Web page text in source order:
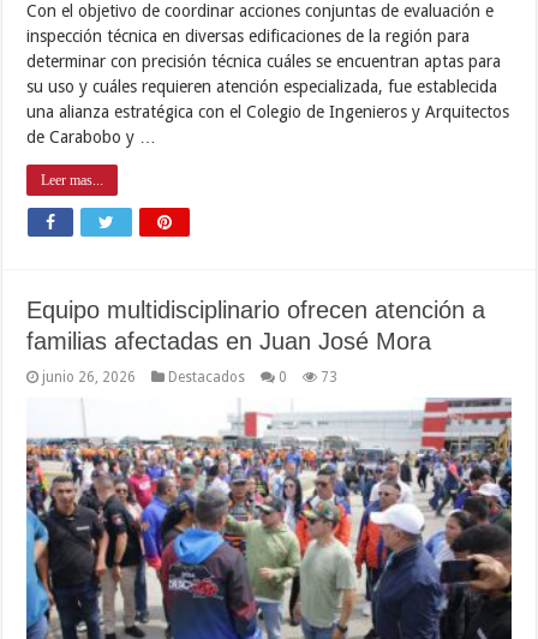
Con el objetivo de coordinar acciones conjuntas de evaluación e
inspección técnica en diversas edificaciones de la región para
determinar con precisión técnica cuáles se encuentran aptas para
su uso y cuáles requieren atención especializada, fue establecida
una alianza estratégica con el Colegio de Ingenieros y Arquitectos
de Carabobo y …
Leer mas...
Equipo multidisciplinario ofrecen atención a
familias afectadas en Juan José Mora
junio 26, 2026 Destacados 0 73